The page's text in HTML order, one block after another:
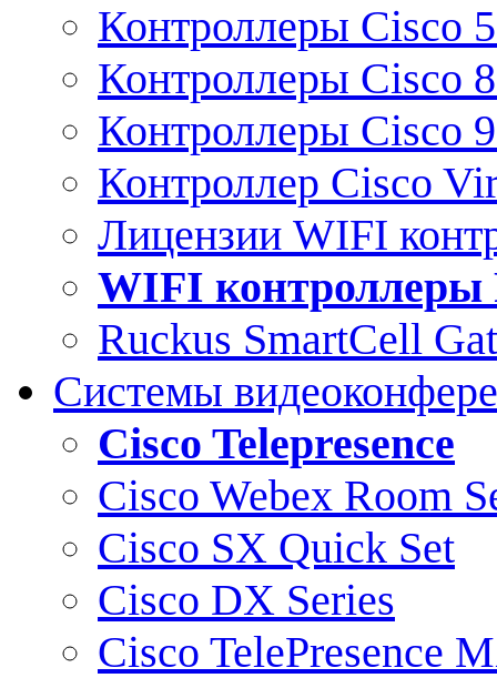
Контроллеры Cisco
Контроллеры Cisco
Контроллеры Cisco
Контроллер Cisco
Лицензии WIFI
WIFI контроллеры
Ruckus SmartCell
Системы
Cisco Telepresence
Cisco Webex Room
Cisco SX Quick Set
Cisco DX Series
Cisco TelePresence